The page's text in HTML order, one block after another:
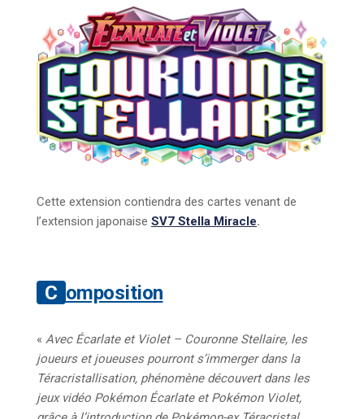
Cette extension contiendra des cartes venant de
l’extension japonaise SV7 Stella Miracle.
Composition
« Avec Écarlate et Violet – Couronne Stellaire, les
joueurs et joueuses pourront s’immerger dans la
Téracristallisation, phénomène découvert dans les
jeux vidéo Pokémon Écarlate et Pokémon Violet,